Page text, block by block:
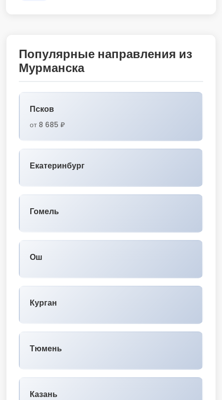
Популярные направления из
Мурманска
Псков
от 8 685 ₽
Екатеринбург
Гомель
Ош
Курган
Тюмень
Казань